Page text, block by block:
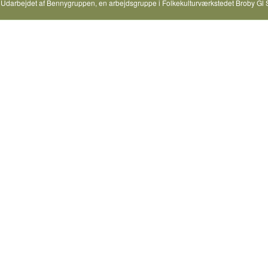
Udarbejdet af Bennygruppen, en arbejdsgruppe i Folkekulturværkstedet Broby Gl